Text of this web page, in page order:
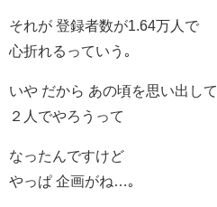
それが 登録者数が1.64万人で
心折れるっていう｡
いや だから あの頃を思い出して
２人でやろうって
なったんですけど
やっぱ 企画がね…｡